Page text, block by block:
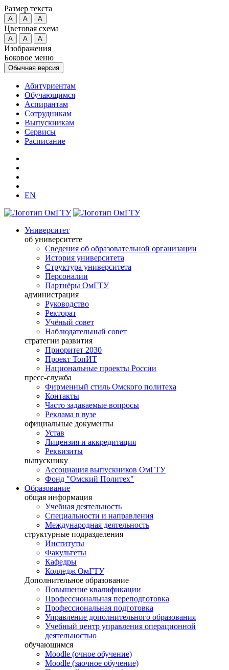
Размер текста
A A A
Цветовая схема
A A A
Изображения
Боковое меню
Обычная версия
Абитуриентам
Обучающимся
Аспирантам
Сотрудникам
Выпускникам
Сервисы
Расписание
EN
Университет
об университете
Сведения об образовательной организации
История университета
Структура университета
Персоналии
Партнёры ОмГТУ
администрация
Руководство
Ректорат
Учёный совет
Наблюдательный совет
стратегии развития
Приоритет 2030
Проект ТопИТ
Национальные проекты России
пресс-служба
Фирменный стиль Омского политеха
Контакты
Часто задаваемые вопросы
Реклама в вузе
официальные документы
Устав
Лицензия и аккредитация
Реквизиты
выпускнику
Ассоциация выпускников ОмГТУ
Фонд "Омский Политех"
Образование
общая информация
Учебная деятельность
Специальности и направления
Международная деятельность
структурные подразделения
Институты
Факультеты
Кафедры
Колледж ОмГТУ
Дополнительное образование
Повышение квалификации
Профессиональная переподготовка
Профессиональная подготовка
Управление дополнительного образования
Учебный центр управления операционной
деятельностью
обучающимся
Moodle (очное обучение)
Moodle (заочное обучение)